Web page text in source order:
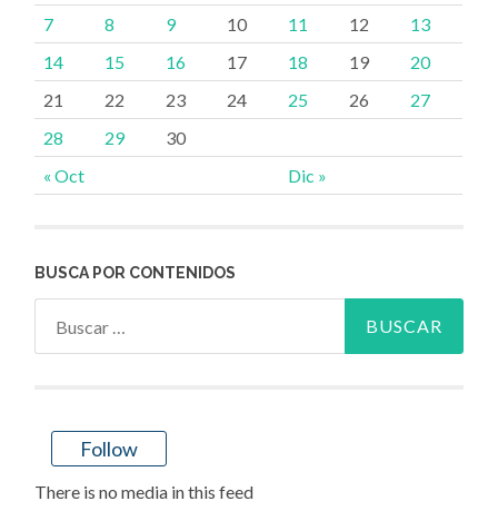
« Oct Dic »
7
8 9 10 11 12
13
14
15 16 17 18 19
20
21
22 23 24 25 26
27
28
29 30
BUSCA POR CONTENIDOS
Follow
There is no media in this feed